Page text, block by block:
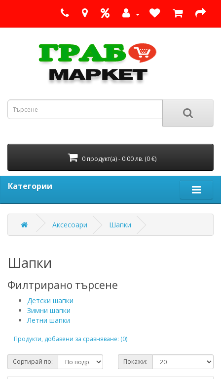
0 продукт(а) - 0.00 лв. (0 €)
Категории
Аксесоари Шапки
Шапки
Филтрирано търсене
Детски шапки
Зимни шапки
Летни шапки
Продукти, добавени за сравняване: (0)
Сортирай по: Покажи: